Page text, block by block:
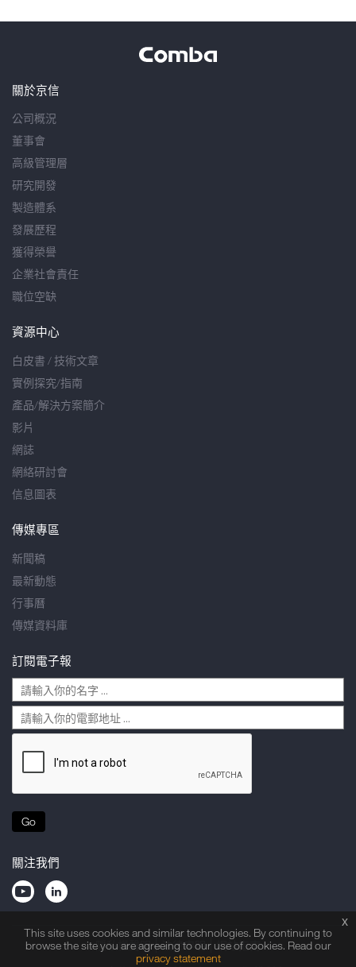
關於京信
公司概況
董事會
高級管理層
研究開發
製造體系
發展歷程
獲得榮譽
企業社會責任
職位空缺
資源中心
白皮書 / 技術文章
實例探究/指南
產品/解決方案簡介
影片
網誌
網絡研討會
信息圖表
傳媒專區
新聞稿
最新動態
行事曆
傳媒資料庫
訂閱電子報
Go
關注我們
隱私權聲明 法律申明
網站指南
This site uses cookies and similar technologies. By continuing to
browse the site you are agreeing to our use of cookies. Read our
privacy statement
x